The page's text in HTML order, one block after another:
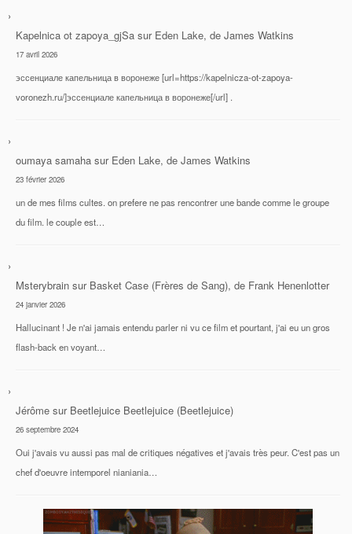
Kapelnica ot zapoya_gjSa sur Eden Lake, de James Watkins
17 avril 2026
эссенциале капельница в воронеже [url=https://kapelnicza-ot-zapoya-
voronezh.ru/]эссенциале капельница в воронеже[/url] .
oumaya samaha sur Eden Lake, de James Watkins
23 février 2026
un de mes films cultes. on prefere ne pas rencontrer une bande comme le groupe
du film. le couple est…
Msterybrain sur Basket Case (Frères de Sang), de Frank Henenlotter
24 janvier 2026
Hallucinant ! Je n'ai jamais entendu parler ni vu ce film et pourtant, j'ai eu un gros
flash-back en voyant…
Jérôme sur Beetlejuice Beetlejuice (Beetlejuice)
26 septembre 2024
Oui j'avais vu aussi pas mal de critiques négatives et j'avais très peur. C'est pas un
chef d'oeuvre intemporel nianiania…